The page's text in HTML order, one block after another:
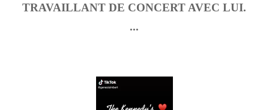
TRAVAILLANT DE CONCERT AVEC LUI.
...